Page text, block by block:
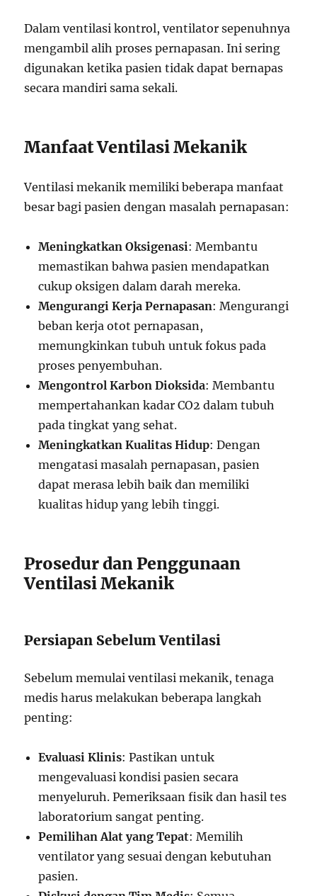
Dalam ventilasi kontrol, ventilator sepenuhnya
mengambil alih proses pernapasan. Ini sering
digunakan ketika pasien tidak dapat bernapas
secara mandiri sama sekali.
Manfaat Ventilasi Mekanik
Ventilasi mekanik memiliki beberapa manfaat
besar bagi pasien dengan masalah pernapasan:
Meningkatkan Oksigenasi: Membantu
memastikan bahwa pasien mendapatkan
cukup oksigen dalam darah mereka.
Mengurangi Kerja Pernapasan: Mengurangi
beban kerja otot pernapasan,
memungkinkan tubuh untuk fokus pada
proses penyembuhan.
Mengontrol Karbon Dioksida: Membantu
mempertahankan kadar CO2 dalam tubuh
pada tingkat yang sehat.
Meningkatkan Kualitas Hidup: Dengan
mengatasi masalah pernapasan, pasien
dapat merasa lebih baik dan memiliki
kualitas hidup yang lebih tinggi.
Prosedur dan Penggunaan
Ventilasi Mekanik
Persiapan Sebelum Ventilasi
Sebelum memulai ventilasi mekanik, tenaga
medis harus melakukan beberapa langkah
penting:
Evaluasi Klinis: Pastikan untuk
mengevaluasi kondisi pasien secara
menyeluruh. Pemeriksaan fisik dan hasil tes
laboratorium sangat penting.
Pemilihan Alat yang Tepat: Memilih
ventilator yang sesuai dengan kebutuhan
pasien.